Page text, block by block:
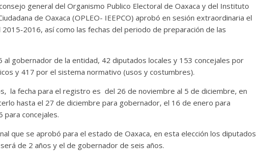
general del Organismo Publico Electoral de Oaxaca y del Instituto
de Oaxaca (OPLEO- IEEPCO) aprobó en sesión extraordinaria el
2016, así como las fechas del periodo de preparación de las
al gobernador de la entidad, 42 diputados locales y 153 concejales por
y 417 por el sistema normativo (usos y costumbres).
la fecha para el registro es del 26 de noviembre al 5 de diciembre, en
hasta el 27 de diciembre para gobernador, el 16 de enero para
para concejales.
que se aprobó para el estado de Oaxaca, en esta elección los diputados
de 2 años y el de gobernador de seis años.